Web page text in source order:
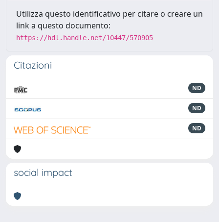
Utilizza questo identificativo per citare o creare un
link a questo documento:
https://hdl.handle.net/10447/570905
Citazioni
ND
ND
ND
social impact